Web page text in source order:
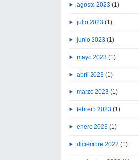
agosto 2023 (1)
julio 2023 (1)
junio 2023 (1)
mayo 2023 (1)
abril 2023 (1)
marzo 2023 (1)
febrero 2023 (1)
enero 2023 (1)
diciembre 2022 (1)